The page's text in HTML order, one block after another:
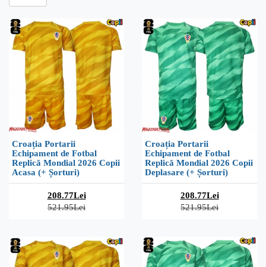
Croația Portarii
Echipament de Fotbal
Replică Mondial 2026 Copii
Acasa (+ Șorturi)
208.77Lei
521.95Lei
Croația Portarii
Echipament de Fotbal
Replică Mondial 2026 Copii
Deplasare (+ Șorturi)
208.77Lei
521.95Lei